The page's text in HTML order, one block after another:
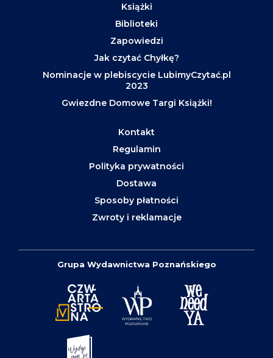
Książki
Biblioteki
Zapowiedzi
Jak czytać Chyłkę?
Nominacje w plebiscycie LubimyCzytać.pl
2023
Gwiezdne Domowe Targi Książki!
Kontakt
Regulamin
Polityka prywatności
Dostawa
Sposoby płatności
Zwroty i reklamacje
Grupa Wydawnictwa Poznańskiego